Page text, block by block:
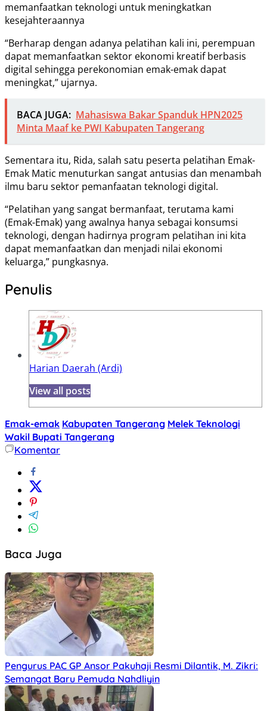
memanfaatkan teknologi untuk meningkatkan
kesejahteraannya
“Berharap dengan adanya pelatihan kali ini, perempuan
dapat memanfaatkan sektor ekonomi kreatif berbasis
digital sehingga perekonomian emak-emak dapat
meningkat,” ujarnya.
BACA JUGA: Mahasiswa Bakar Spanduk HPN2025
Minta Maaf ke PWI Kabupaten Tangerang
Sementara itu, Rida, salah satu peserta pelatihan Emak-
Emak Matic menuturkan sangat antusias dan menambah
ilmu baru sektor pemanfaatan teknologi digital.
“Pelatihan yang sangat bermanfaat, terutama kami
(Emak-Emak) yang awalnya hanya sebagai konsumsi
teknologi, dengan hadirnya program pelatihan ini kita
dapat memanfaatkan dan menjadi nilai ekonomi
keluarga,” pungkasnya.
Penulis
Harian Daerah (Ardi)
View all posts
Emak-emak Kabupaten Tangerang Melek Teknologi
Wakil Bupati Tangerang
Komentar
Baca Juga
Pengurus PAC GP Ansor Pakuhaji Resmi Dilantik, M. Zikri:
Semangat Baru Pemuda Nahdliyin